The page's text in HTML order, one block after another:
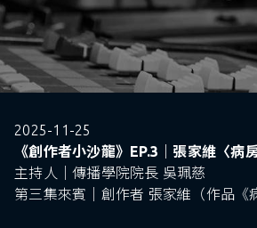
2025-11-25
《創作者小沙龍》EP.3｜張家維〈病
主持人｜傳播學院院長 吳珮慈
第三集來賓｜創作者 張家維（作品《